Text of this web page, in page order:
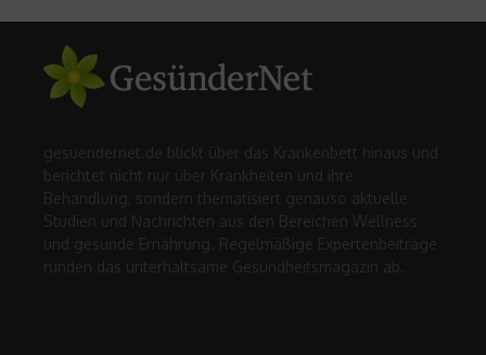
gesuendernet.de blickt über das Krankenbett hinaus und
berichtet nicht nur über Krankheiten und ihre
Behandlung, sondern thematisiert genauso aktuelle
Studien und Nachrichten aus den Bereichen Wellness
und gesunde Ernährung. Regelmäßige Expertenbeiträge
runden das unterhaltsame Gesundheitsmagazin ab.